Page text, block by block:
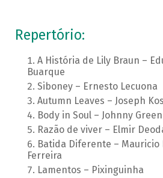
Repertório:
A História de Lily Braun –
Buarque
Siboney – Ernesto Lecuona
Autumn Leaves – Joseph
Body in Soul – Johnny Green
Razão de viver – Elmir
Batida Diferente – Mauricio
Ferreira
Lamentos – Pixinguinha